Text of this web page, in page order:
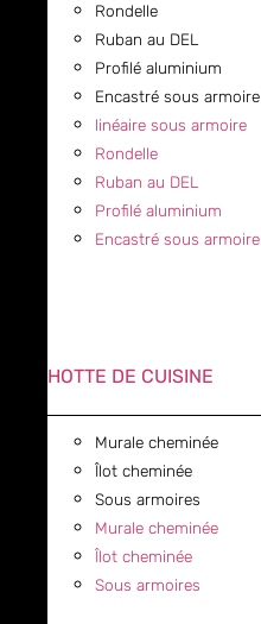
Rondelle
Ruban au DEL
Profilé aluminium
Encastré sous armoire
linéaire sous armoire
Rondelle
Ruban au DEL
Profilé aluminium
Encastré sous armoire
HOTTE DE CUISINE
Murale cheminée
Îlot cheminée
Sous armoires
Murale cheminée
Îlot cheminée
Sous armoires